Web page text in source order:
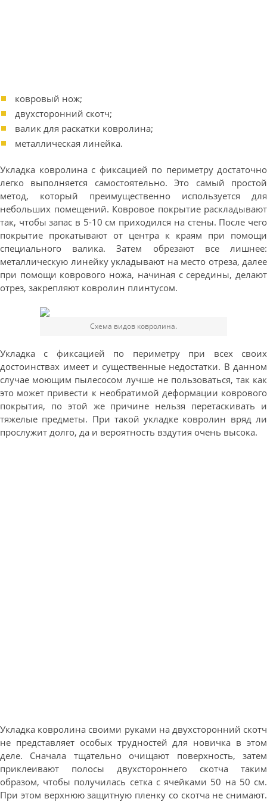
ковровый нож;
двухсторонний скотч;
валик для раскатки ковролина;
металлическая линейка.
Укладка ковролина с фиксацией по периметру достаточно
легко выполняется самостоятельно. Это самый простой
метод, который преимущественно используется для
небольших помещений. Ковровое покрытие раскладывают
так, чтобы запас в 5-10 см приходился на стены. После чего
покрытие прокатывают от центра к краям при помощи
специального валика. Затем обрезают все лишнее:
металлическую линейку укладывают на место отреза, далее
при помощи коврового ножа, начиная с середины, делают
отрез, закрепляют ковролин плинтусом.
Схема видов ковролина.
Укладка с фиксацией по периметру при всех своих
достоинствах имеет и существенные недостатки. В данном
случае моющим пылесосом лучше не пользоваться, так как
это может привести к необратимой деформации коврового
покрытия, по этой же причине нельзя перетаскивать и
тяжелые предметы. При такой укладке ковролин вряд ли
прослужит долго, да и вероятность вздутия очень высока.
Укладка ковролина своими руками на двухсторонний скотч
не представляет особых трудностей для новичка в этом
деле. Сначала тщательно очищают поверхность, затем
приклеивают полосы двухстороннего скотча таким
образом, чтобы получилась сетка с ячейками 50 на 50 см.
При этом верхнюю защитную пленку со скотча не снимают.